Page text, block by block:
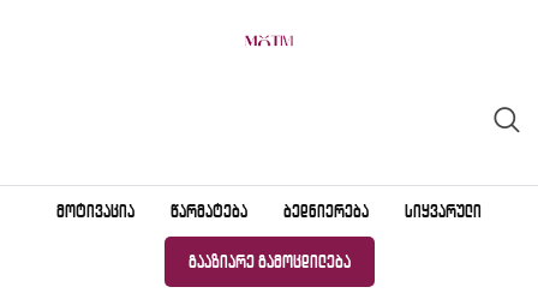
ᲛᲝᲢᲘᲕᲐᲪᲘᲐ ᲬᲐᲠᲛᲐᲢᲔᲑᲐ ᲑᲔᲓᲜᲘᲔᲠᲔᲑᲐ ᲡᲘᲧᲕᲐᲠᲣᲚᲘ
ᲒᲐᲐᲖᲘᲐᲠᲔ ᲒᲐᲛᲝᲪᲓᲘᲚᲔᲑᲐ